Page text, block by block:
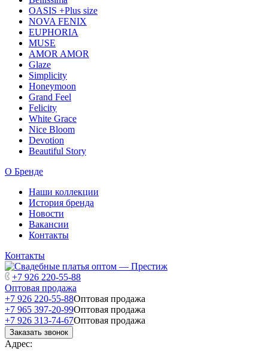
OASIS +Plus size
NOVA FENIX
EUPHORIA
MUSE
AMOR AMOR
Glaze
Simplicity
Honeymoon
Grand Feel
Felicity
White Grace
Nice Bloom
Devotion
Beautiful Story
О Бренде
Наши коллекции
История бренда
Новости
Вакансии
Контакты
Контакты
+7 926 220-55-88
Оптовая продажа
+7 926 220-55-88Оптовая продажа
+7 965 397-20-99Оптовая продажа
+7 926 313-74-67Оптовая продажа
Заказать звонок
Адрес: